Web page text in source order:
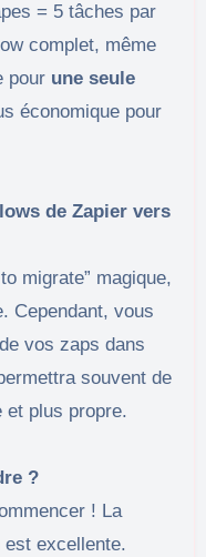
= 5 tâches par
complet, même
pour une seule
économique pour
de Zapier vers
migrate” magique,
Cependant, vous
vos zaps dans
souvent de
et plus propre.
?
! La
est excellente.